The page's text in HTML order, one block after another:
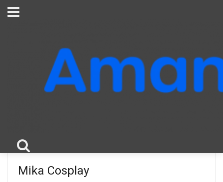
Mika Cosplay